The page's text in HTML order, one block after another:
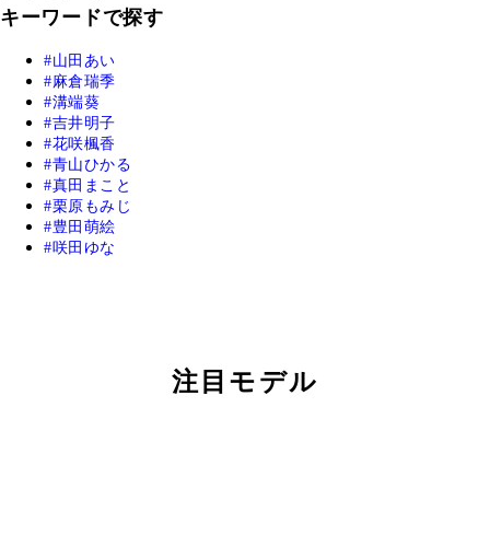
キーワードで探す
山田あい
麻倉瑞季
溝端葵
吉井明子
花咲楓香
青山ひかる
真田まこと
栗原もみじ
豊田萌絵
咲田ゆな
注目モデル